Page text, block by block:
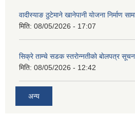
वादीस्याङ ठुटेमाने खानेपानी याेजना निर्माण
मिति: 08/05/2026 - 17:07
सिक्रे ताम्चे सडक स्तराेन्नतीकाे बाेलपत्र
मिति: 08/05/2026 - 12:42
अन्य